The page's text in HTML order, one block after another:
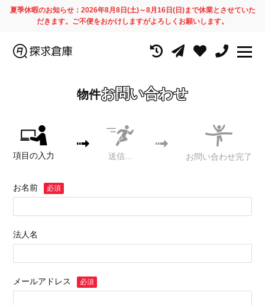
夏季休暇のお知らせ：2026年8月8日(土)～8月16日(日)まで休業とさせていた
だきます。ご不便をおかけしますがよろしくお願いします。
物件お問い合わせ
項目の入力 送信... お問い合わせ完了
お名前 必須
法人名
メールアドレス 必須